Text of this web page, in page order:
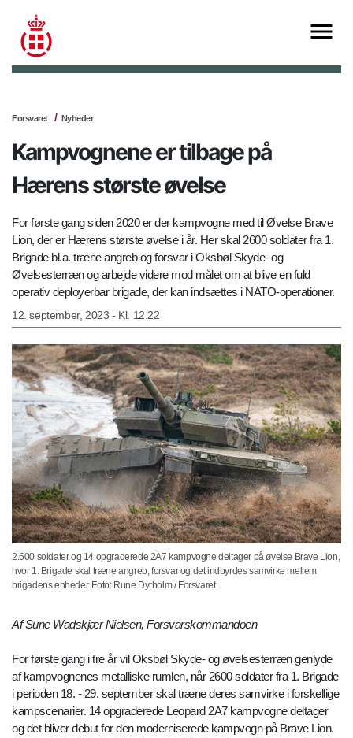
Forsvaret Nyheder
Kampvognene er tilbage på
Hærens største øvelse
For første gang siden 2020 er der kampvogne med til Øvelse Brave
Lion, der er Hærens største øvelse i år. Her skal 2600 soldater fra 1.
Brigade bl.a. træne angreb og forsvar i Oksbøl Skyde- og
Øvelsesterræn og arbejde videre mod målet om at blive en fuld
operativ deployerbar brigade, der kan indsættes i NATO-operationer.
12. september, 2023 - Kl. 12.22
2.600 soldater og 14 opgraderede 2A7 kampvogne deltager på øvelse Brave Lion,
hvor 1. Brigade skal træne angreb, forsvar og det indbyrdes samvirke mellem
brigadens enheder. Foto: Rune Dyrholm / Forsvaret
Af Sune Wadskjær Nielsen, Forsvarskommandoen
For første gang i tre år vil Oksbøl Skyde- og øvelsesterræn genlyde
af kampvognenes metalliske rumlen, når 2600 soldater fra 1. Brigade
i perioden 18. - 29. september skal træne deres samvirke i forskellige
kampscenarier. 14 opgraderede Leopard 2A7 kampvogne deltager
og det bliver debut for den moderniserede kampvogn på Brave Lion.